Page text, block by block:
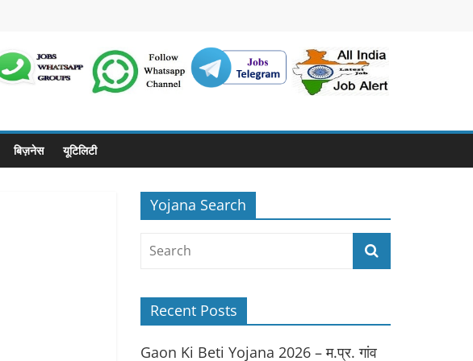
बिज़नेस यूटिलिटी
Yojana Search
Recent Posts
Gaon Ki Beti Yojana 2026 – म.प्र. गांव